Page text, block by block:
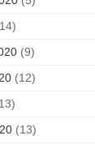
(9)
(12)
(13)